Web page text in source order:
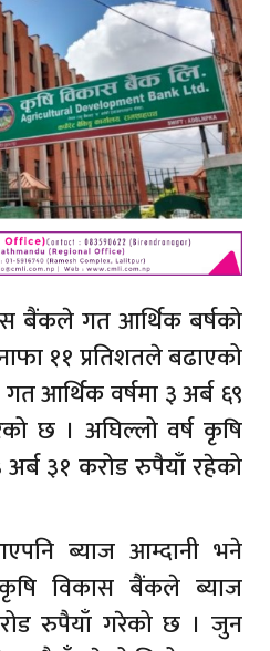
बैंकले गत आर्थिक बर्षको
११ प्रतिशतले बढाएको
आर्थिक वर्षमा ३ अर्ब ६९
छ । अघिल्लो वर्ष कृषि
३१ करोड रुपैयाँ रहेको
ब्याज आम्दानी भने
विकास बैंकले ब्याज
रुपैयाँ गरेको छ । जुन